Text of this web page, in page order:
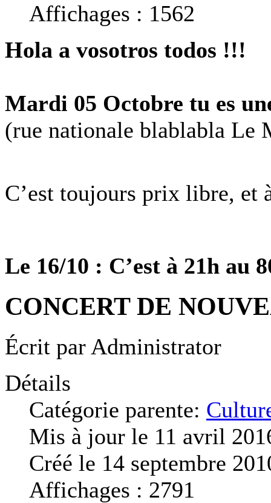
Affichages : 1562
Hola a vosotros todos !!!
Mardi 05 Octobre tu es
(rue nationale blablabla Le
C’est toujours prix libre, et
Le 16/10 : C’est à 21h au
CONCERT DE
Écrit par Administrator
Détails
Catégorie parente:
Mis à jour le 11 avril
Créé le 14 septembre
Affichages : 2791